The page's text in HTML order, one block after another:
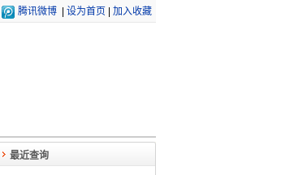
腾讯微博 设为首页 加入收藏
最近查询